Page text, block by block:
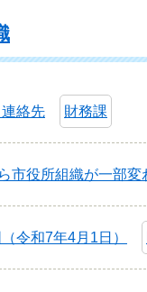
絡先 財務課
市役所組織が一部変
令和7年4月1日）